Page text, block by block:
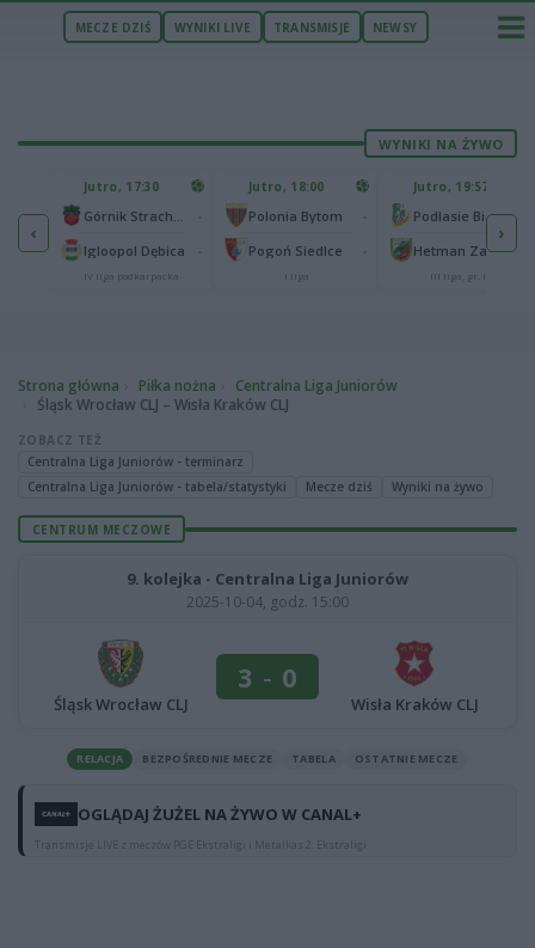
MECZE DZIŚ WYNIKI LIVE TRANSMISJE NEWSY
WYNIKI NA ŻYWO
‹
65
25
Jutro, 17:30
Igloopol Dębica
IV liga podkarpacka
Jutro, 18:00
Polonia Bytom
Pogoń Siedlce
I liga
Jutro, 19:57
Podlasie Biała Podlaska
Hetman Zamość
III liga, gr. IV
›
Strona główna Piłka nożna
Centralna Liga Juniorów
Śląsk Wrocław CLJ – Wisła Kraków CLJ
ZOBACZ TEŻ
Centralna Liga Juniorów - terminarz
Centralna Liga Juniorów - tabela/statystyki
Mecze dziś Wyniki na żywo
CENTRUM MECZOWE
9. kolejka - Centralna Liga Juniorów
2025-10-04, godz. 15:00
Śląsk Wrocław CLJ
3 - 0
Wisła Kraków CLJ
RELACJA BEZPOŚREDNIE MECZE TABELA OSTATNIE MECZE
OGLĄDAJ ŻUŻEL NA ŻYWO W CANAL+
Transmisje LIVE z meczów PGE Ekstraligi i Metalkas 2. Ekstraligi